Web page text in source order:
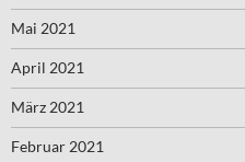
Mai 2021
April 2021
März 2021
Februar 2021